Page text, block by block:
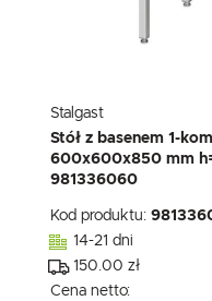
Stalgast
Stół z basenem 1-
600x600x850 mm
981336060
Kod produktu:
14-21 dni
150.00 zł
Cena netto: